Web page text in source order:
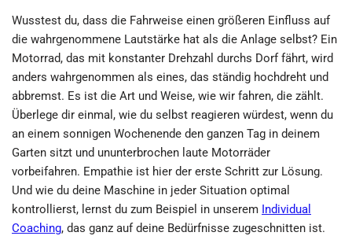
Wusstest du, dass die Fahrweise einen größeren Einfluss auf
die wahrgenommene Lautstärke hat als die Anlage selbst? Ein
Motorrad, das mit konstanter Drehzahl durchs Dorf fährt, wird
anders wahrgenommen als eines, das ständig hochdreht und
abbremst. Es ist die Art und Weise, wie wir fahren, die zählt.
Überlege dir einmal, wie du selbst reagieren würdest, wenn du
an einem sonnigen Wochenende den ganzen Tag in deinem
Garten sitzt und ununterbrochen laute Motorräder
vorbeifahren. Empathie ist hier der erste Schritt zur Lösung.
Und wie du deine Maschine in jeder Situation optimal
kontrollierst, lernst du zum Beispiel in unserem Individual
Coaching, das ganz auf deine Bedürfnisse zugeschnitten ist.